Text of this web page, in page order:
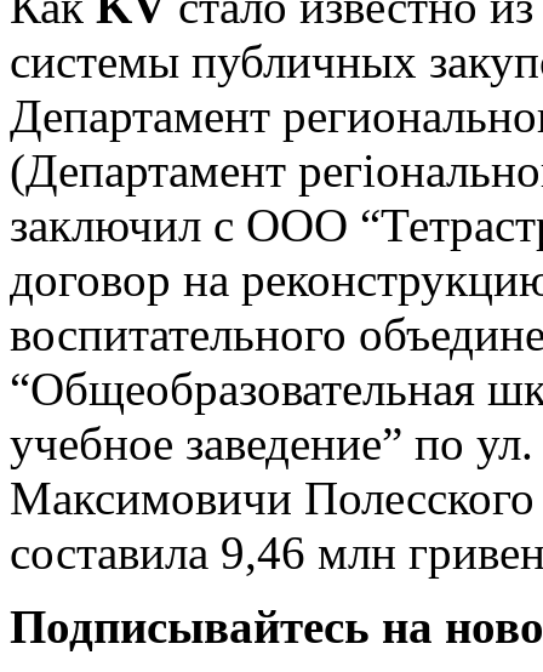
системы публичных
Департамент
(Департамент
заключил с ООО
договор на
воспитательного
“Общеобразовательная
учебное заведение” по
Максимовичи
составила 9,46 млн
Подписывайтесь на